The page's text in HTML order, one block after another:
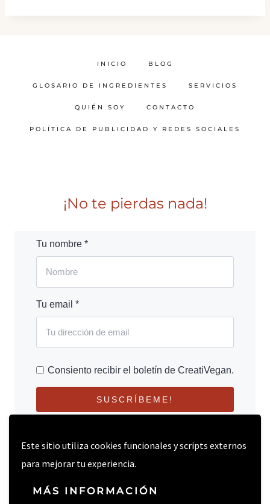
Este sitio utiliza cookies funcionales y scripts externos
para mejorar tu experiencia.
MÁS INFORMACIÓN
INICIO BLOG
GLOSARIO DE INGREDIENTES SERVICIOS
QUIÉN SOY CONTACTO
POLÍTICA DE PUBLICIDAD Y REDES SOCIALES
¡No te pierdas nada!
Tu nombre *
Tu email *
Consiento recibir el boletín de CreatiVegan.
SUSCRÍBEME!